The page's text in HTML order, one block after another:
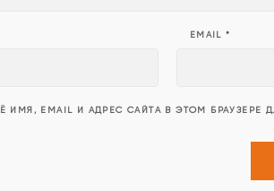
EMAIL*
ИМЯ, EMAIL И АДРЕС САЙТА В ЭТОМ